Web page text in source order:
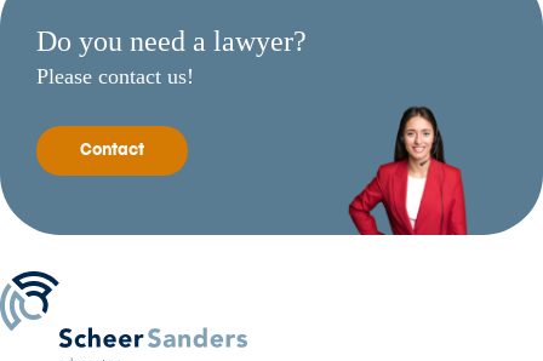
Do you need a lawyer?
Please contact us!
Contact